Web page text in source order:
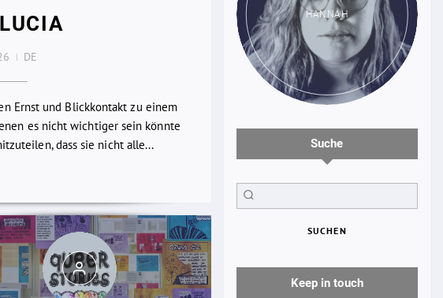
DE
Ernst und Blickkontakt zu einem
es nicht wichtiger sein könnte
dass sie nicht alle...
HANNAH
Suche
SUCHEN
Keep in touch